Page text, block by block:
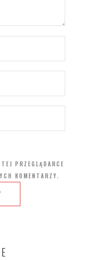
PRZEGLĄDARCE
KOMENTARZY.